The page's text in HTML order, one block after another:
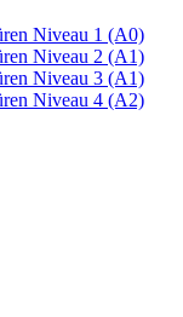
Niveau 1 (A0)
Niveau 2 (A1)
Niveau 3 (A1)
Niveau 4 (A2)